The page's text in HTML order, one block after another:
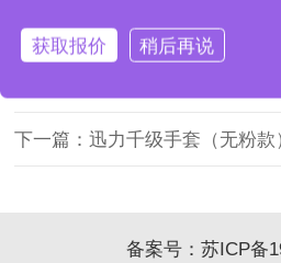
备案号： 苏ICP备
获取报价 稍后再说